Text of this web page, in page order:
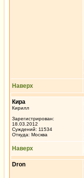
Наверх
Кира
Кирилл
Зарегистрирован:
18.03.2012
Суждений: 11534
Откуда: Москва
Наверх
Dron